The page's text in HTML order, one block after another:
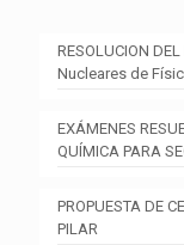
RESOLUCION
Nucleares de
EXÁMENES
QUÍMICA PARA
PROPUESTA DE
PILAR